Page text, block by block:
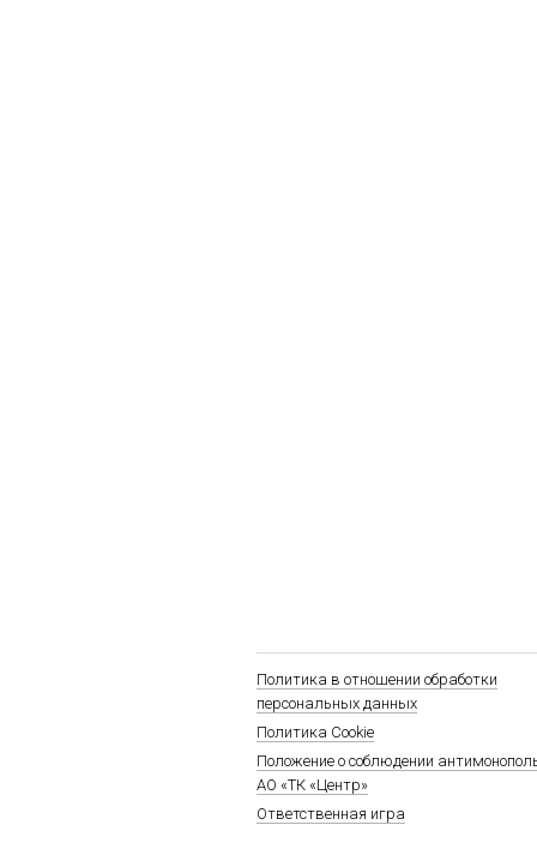
Политика в отношении обработки
персональных данных
Политика Cookie
Положение о соблюдении
АО «ТК «Центр»
Ответственная игра